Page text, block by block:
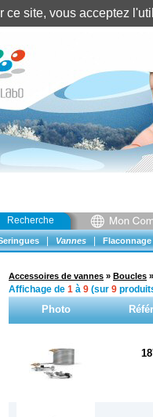
Recherche
Vannes Flaconnage
Accessoires de vannes » Boucles
Affichage de 1 à 9 (sur 9
Photo
ce site, vous acceptez